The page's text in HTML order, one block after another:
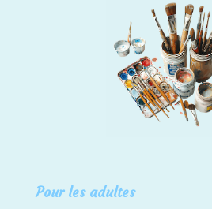
Pour les adultes